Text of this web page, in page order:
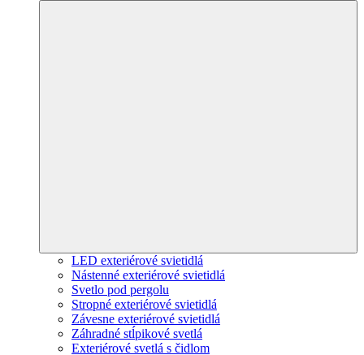
LED exteriérové svietidlá
Nástenné exteriérové svietidlá
Svetlo pod pergolu
Stropné exteriérové svietidlá
Závesne exteriérové svietidlá
Záhradné stĺpikové svetlá
Exteriérové svetlá s čidlom